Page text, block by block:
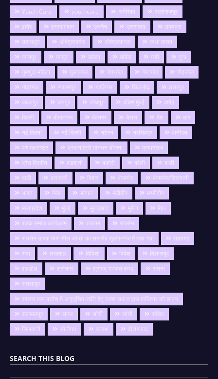
Youth Care
youthcare अमेरिका
अलीराजपुर
इंदौर
इस्लामाबाद उज्जैन उत्तराखंड
उदयपुरा
उदायपुरा
ओबेदुल्लागंज औबेदुल्लागंज
कथा वाचन
कानपुर
काबुल खंडवा खंडेरा गङी
गुना
गुमशुदा महिला
गुलाबगंज गैतरगंज गैरतगंज
गोहरगंज
गौहरगंज
ग्यारसपुर ग्वालियर चिकलोद
छतरपुर
जबलपुर
जयपुर जोधपुर दक्षिण मुंबई
दमोह
दिल्ली
दीवानगंज देवनगर देवास देश
धार
नई दिल्ली
नई दिल्ली नटेरन नरसिंहपुर
पानीपत
पुणे महाराष्ट्र
प्रधानमंत्री मानधन योजना
प्रयागराज
प्रेस विज्ञप्ति
बङवानी बम्होरी बरेली
बाङी
बाडी
बाराबंकी बिहार बेगमगंज
बेगमगंज/सिलवानी
भारत
भिंड भोपाल मंडीदीप
मण्डीदीप
मध्यप्रदेश
मुंबई मुरादाबाद मुरैना
मैहर
रजक समाज कार्यक्रम
रतलाम
रायसेन
रायसेन तात्या मामा भील जयंती का समारोह सुल्तानगंज में रखा गया
राहतगढ़
रीवा
लखनऊ विदिशा विदेश
विलासपुर
शहडोल
श्रीनगर श्रीमद् भागवत कथा
सतना
सतलापुर
समस्त मध्य प्रदेश मै अनुसूचित जाति हेतु रजक समाज द्वारा कमिश्नर को ज्ञापन
सलामतपुर
सागर साँची सांची
सांचेत
सिलवानी
सोनीपत स्वस्थ होशंगाबाद
SEARCH THIS BLOG